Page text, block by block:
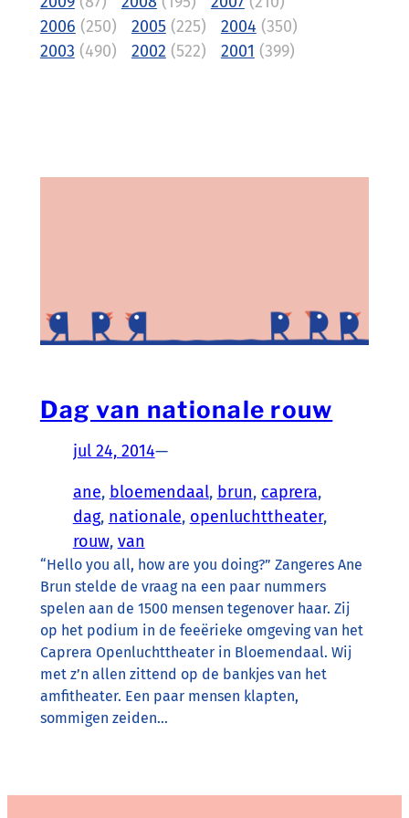
2006 (250) 2005(225) 2004 (350)
2003 (490) 2002 (522) 2001 (399)
Dag van nationale rouw
jul 24, 2014—
ane, bloemendaal, brun, caprera ,
dag, nationale, openluchttheater,
rouw, van
“Hello you all, how are you doing?” Zangeres Ane
Brun stelde de vraag na een paar nummers
spelen aan de 1500 mensen tegenover haar. Zij
op het podium in de feeërieke omgeving van het
Caprera Openluchttheater in Bloemendaal. Wij
met z’n allen zittend op de bankjes van het
amfitheater. Een paar mensen klapten,
sommigen zeiden…